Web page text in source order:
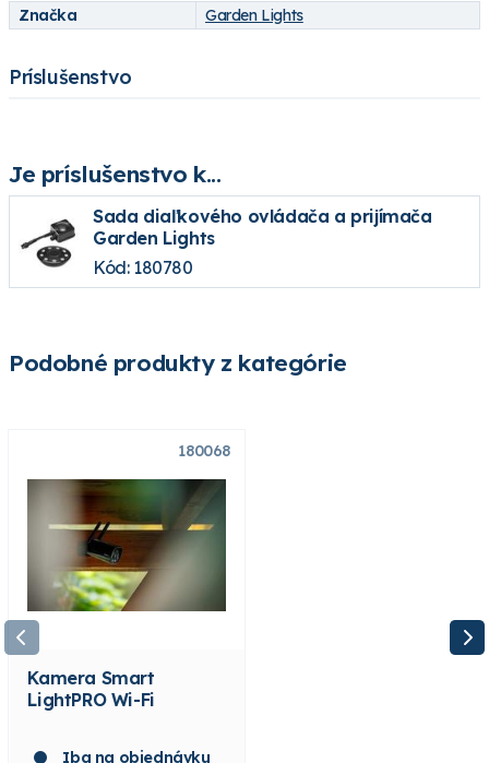
Značka Garden Lights
Príslušenstvo
Je príslušenstvo k...
Sada diaľkového ovládača a prijímača
Garden Lights
Kód: 180780
Podobné produkty z kategórie
180068
Kamera Smart
LightPRO Wi-Fi
Iba na objednávku